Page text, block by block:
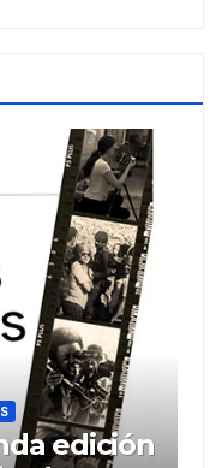
NACIONALES
rusos para